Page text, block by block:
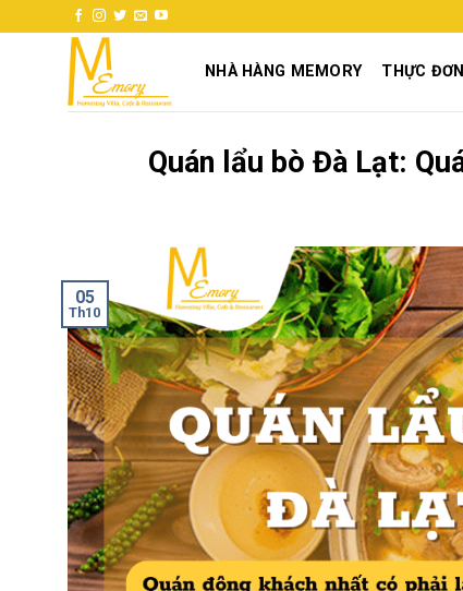
to
NHÀ HÀNG MEMORY THỰC ĐƠN
Quán lẩu bò Đà Lạt:
05
Th10